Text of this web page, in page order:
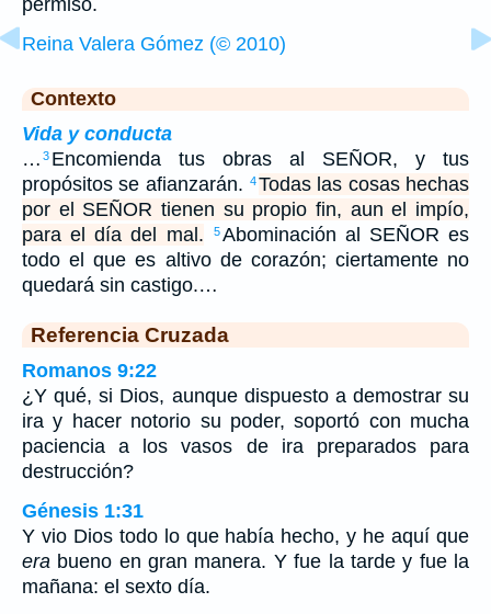
permiso.
Reina Valera Gómez (© 2010)
Contexto
Vida y conducta
… 3 Encomienda tus obras al SEÑOR, y tus
propósitos se afianzarán. 4Todas las cosas hechas
por el SEÑOR tienen su propio fin, aun el impío,
para el día del mal.
5Abominación al SEÑOR es
todo el que es altivo de corazón; ciertamente no
quedará sin castigo.…
Referencia Cruzada
Romanos 9:22
¿Y qué, si Dios, aunque dispuesto a demostrar su
ira y hacer notorio su poder, soportó con mucha
paciencia a los vasos de ira preparados para
destrucción?
Génesis 1:31
Y vio Dios todo lo que había hecho, y he aquí que
era bueno en gran manera. Y fue la tarde y fue la
mañana: el sexto día.